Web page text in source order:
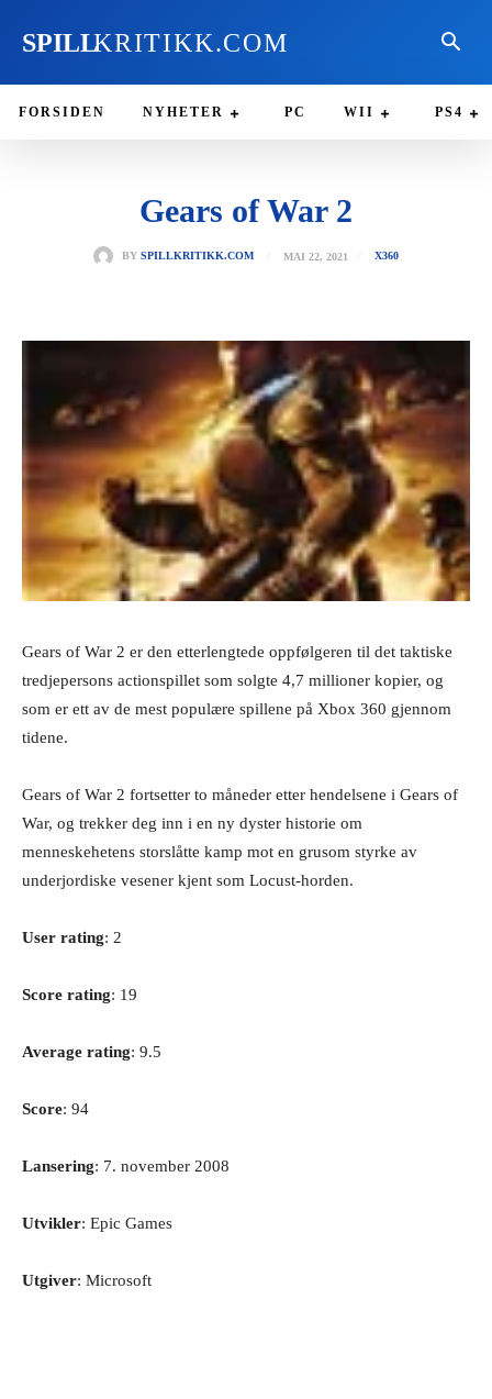
SPILLKRITIKK.COM
FORSIDEN NYHETER PC WII PS4
Gears of War 2
BY SPILLKRITIKK.COM MAI 22, 2021 X360
Gears of War 2 er den etterlengtede oppfølgeren til det taktiske
tredjepersons actionspillet som solgte 4,7 millioner kopier, og
som er ett av de mest populære spillene på Xbox 360 gjennom
tidene.
Gears of War 2 fortsetter to måneder etter hendelsene i Gears of
War, og trekker deg inn i en ny dyster historie om
menneskehetens storslåtte kamp mot en grusom styrke av
underjordiske vesener kjent som Locust-horden.
User rating: 2
Score rating: 19
Average rating: 9.5
Score: 94
Lansering: 7. november 2008
Utvikler: Epic Games
Utgiver: Microsoft